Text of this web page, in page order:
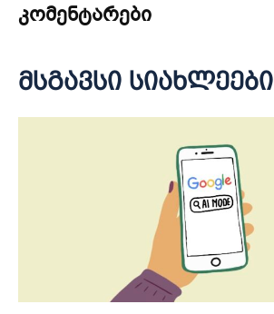
კომენტარები
მსგავსი სიახლეები